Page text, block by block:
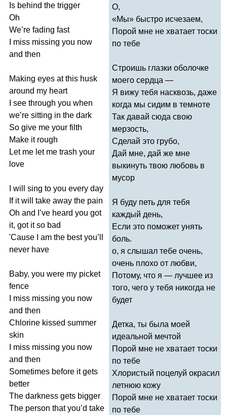
Is behind the trigger
Oh
We’re fading fast
miss missing you now
and then
Making eyes at this husk
around my heart
see through you when
we’re sitting in the dark
So give me your filth
Make it rough
Let me let me trash your
love
will sing to you every day
If it will take away the pain
Oh and ’ve heard you got
it, got it so bad
'Cause am the best you’
never have
Baby, you were my picket
fence
miss missing you now
and then
Chlorine kissed summer
skin
miss missing you now
and then
Sometimes before it gets
better
The darkness gets bigger
The person that you’d take
О,
«Мы» быстро исчезаем,
Порой мне не хватает тоски
по тебе
Строишь глазки оболочке
моего сердца —
Я вижу тебя насквозь, даже
когда мы сидим в темноте
Так давай сюда свою
мерзость,
Сделай это грубо,
Дай мне, дай же мне
выкинуть твою любовь в
мусор
Я буду петь для тебя
каждый день,
Если это поможет унять
боль.
о, я слышал тебе очень,
очень плохо от любви,
Потому, что я — лучшее из
того, чего у тебя никогда не
будет
Детка, ты была моей
идеальной мечтой
Порой мне не хватает тоски
по тебе
Хлористый поцелуй окрасил
летнюю кожу
Порой мне не хватает тоски
по тебе